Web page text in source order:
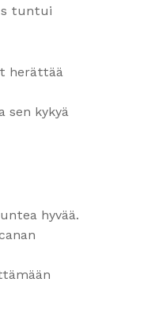
tuntui
herättää
sen kykyä
hyvää.